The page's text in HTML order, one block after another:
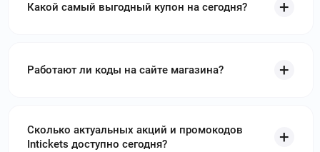
Какой самый выгодный купон на сегодня?
Работают ли коды на сайте магазина?
Сколько актуальных акций и промокодов
Intickets доступно сегодня?